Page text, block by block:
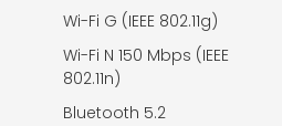
Wi-Fi G (IEEE 802.11g)
Wi-Fi N 150 Mbps (IEEE
802.11n)
Bluetooth 5.2